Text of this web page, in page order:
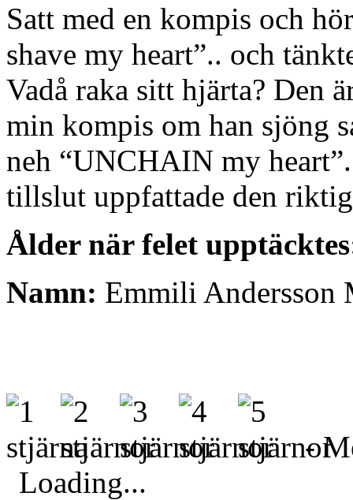
Satt med en kompis och
shave my heart”.. och
Vadå raka sitt hjärta? Den
min kompis om han sjöng
neh “UNCHAIN my
tillslut uppfattade den
Ålder när felet
Namn: Emmili Andersson
-
Loading...